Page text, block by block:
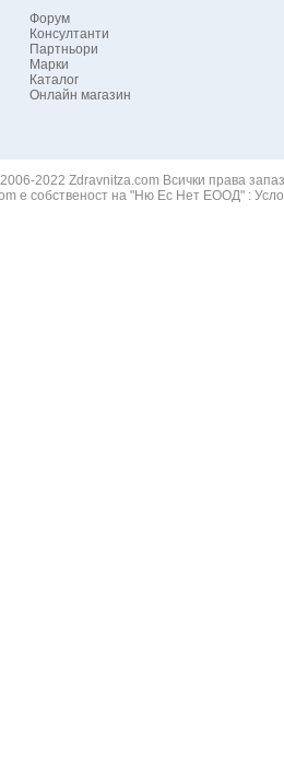
Форум
Консултанти
Партньори
Марки
Каталог
Онлайн магазин
2022 Zdravnitza.com Всички права
е собственост на "Ню Ес Нет ЕООД" :